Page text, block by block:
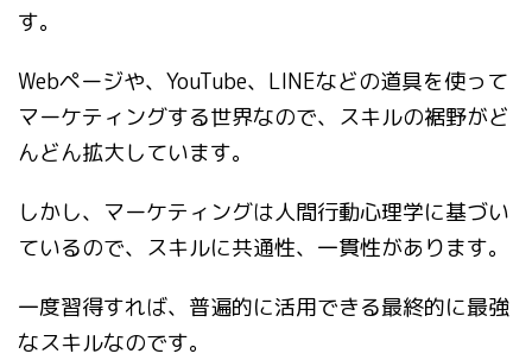
す。
Webページや、YouTube、LINEなどの道具を使って
マーケティングする世界なので、スキルの裾野がど
んどん拡大しています。
しかし、マーケティングは人間行動心理学に基づい
ているので、スキルに共通性、一貫性があります。
一度習得すれば、普遍的に活用できる最終的に最強
なスキルなのです。